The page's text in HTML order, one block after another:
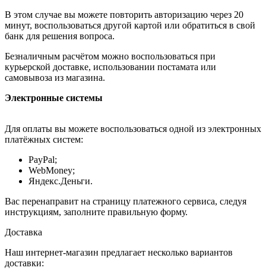
В этом случае вы можете повторить авторизацию через 20
минут, воспользоваться другой картой или обратиться в свой
банк для решения вопроса.
Безналичным расчётом можно воспользоваться при
курьерской доставке, использовании постамата или
самовывоза из магазина.
Электронные системы
Для оплаты вы можете воспользоваться одной из электронных
платёжных систем:
PayPal;
WebMoney;
Яндекс.Деньги.
Вас перенаправит на страницу платежного сервиса, следуя
инструкциям, заполните правильную форму.
Доставка
Наш интернет-магазин предлагает несколько вариантов
доставки: